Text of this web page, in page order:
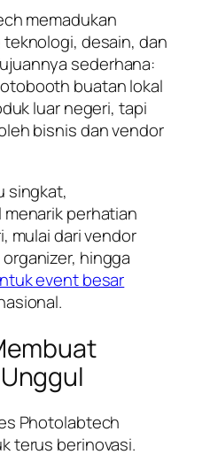
memadukan
desain, dan
sederhana:
buatan lokal
luar negeri, tapi
bisnis dan vendor
singkat,
perhatian
mulai dari vendor
hingga
event besar
Photolabtech
terus berinovasi.